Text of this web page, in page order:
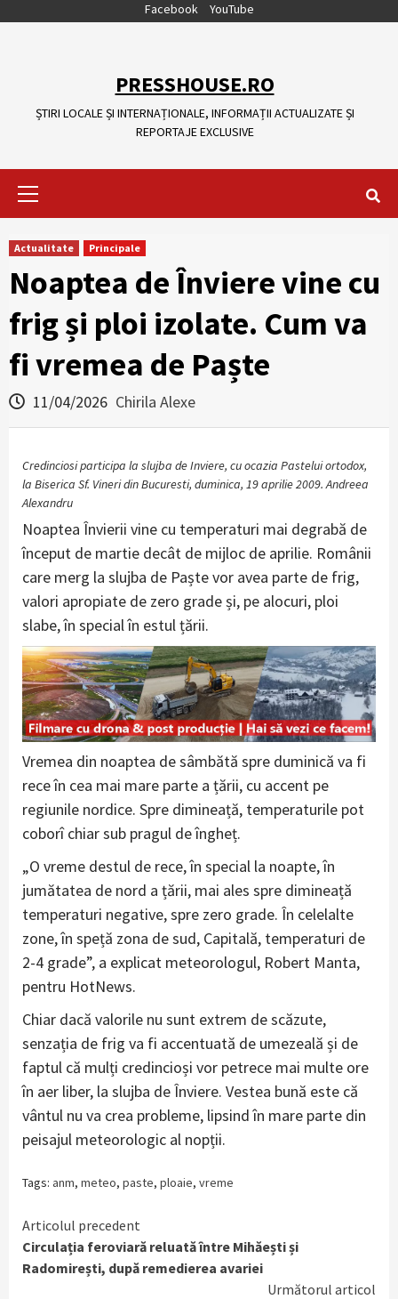
Facebook YouTube
PRESSHOUSE.RO
ȘTIRI LOCALE ȘI INTERNAȚIONALE, INFORMAȚII ACTUALIZATE ȘI
REPORTAJE EXCLUSIVE
Actualitate Principale
Noaptea de Înviere vine cu
frig și ploi izolate. Cum va
fi vremea de Paște
11/04/2026 Chirila Alexe
Credinciosi participa la slujba de Inviere, cu ocazia Pastelui ortodox,
la Biserica Sf. Vineri din Bucuresti, duminica, 19 aprilie 2009. Andreea
Alexandru
Noaptea Învierii vine cu temperaturi mai degrabă de
început de martie decât de mijloc de aprilie. Românii
care merg la slujba de Paște vor avea parte de frig,
valori apropiate de zero grade și, pe alocuri, ploi
slabe, în special în estul țării.
Vremea din noaptea de sâmbătă spre duminică va fi
rece în cea mai mare parte a țării, cu accent pe
regiunile nordice. Spre dimineață, temperaturile pot
coborî chiar sub pragul de îngheț.
„O vreme destul de rece, în special la noapte, în
jumătatea de nord a țării, mai ales spre dimineață
temperaturi negative, spre zero grade. În celelalte
zone, în speță zona de sud, Capitală, temperaturi de
2-4 grade”, a explicat meteorologul, Robert Manta,
pentru HotNews.
Chiar dacă valorile nu sunt extrem de scăzute,
senzația de frig va fi accentuată de umezeală și de
faptul că mulți credincioși vor petrece mai multe ore
în aer liber, la slujba de Înviere. Vestea bună este că
vântul nu va crea probleme, lipsind în mare parte din
peisajul meteorologic al nopții.
Tags: anm, meteo, paste, ploaie, vreme
Continue
Reading
Articolul precedent
Circulația feroviară reluată între Mihăești și
Radomirești, după remedierea avariei
Următorul articol